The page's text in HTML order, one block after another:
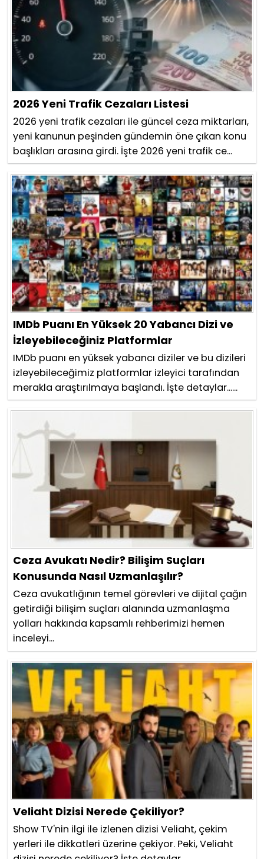
2026 Yeni Trafik Cezaları Listesi
2026 yeni trafik cezaları ile güncel ceza miktarları,
yeni kanunun peşinden gündemin öne çıkan konu
başlıkları arasına girdi. İşte 2026 yeni trafik ce...
IMDb Puanı En Yüksek 20 Yabancı Dizi ve
İzleyebileceğiniz Platformlar
IMDb puanı en yüksek yabancı diziler ve bu dizileri
izleyebileceğimiz platformlar izleyici tarafından
merakla araştırılmaya başlandı. İşte detaylar......
Ceza Avukatı Nedir? Bilişim Suçları
Konusunda Nasıl Uzmanlaşılır?
Ceza avukatlığının temel görevleri ve dijital çağın
getirdiği bilişim suçları alanında uzmanlaşma
yolları hakkında kapsamlı rehberimizi hemen
inceleyi...
Veliaht Dizisi Nerede Çekiliyor?
Show TV'nin ilgi ile izlenen dizisi Veliaht, çekim
yerleri ile dikkatleri üzerine çekiyor. Peki, Veliaht